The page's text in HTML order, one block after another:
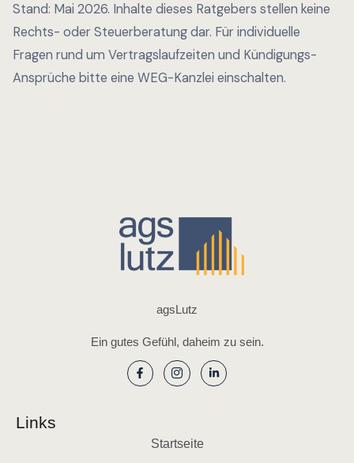
Stand: Mai 2026. Inhalte dieses Ratgebers stellen keine
Rechts- oder Steuerberatung dar. Für individuelle
Fragen rund um Vertragslaufzeiten und Kündigungs-
Ansprüche bitte eine WEG-Kanzlei einschalten.
agsLutz
Ein gutes Gefühl, daheim zu sein.
Links
Startseite